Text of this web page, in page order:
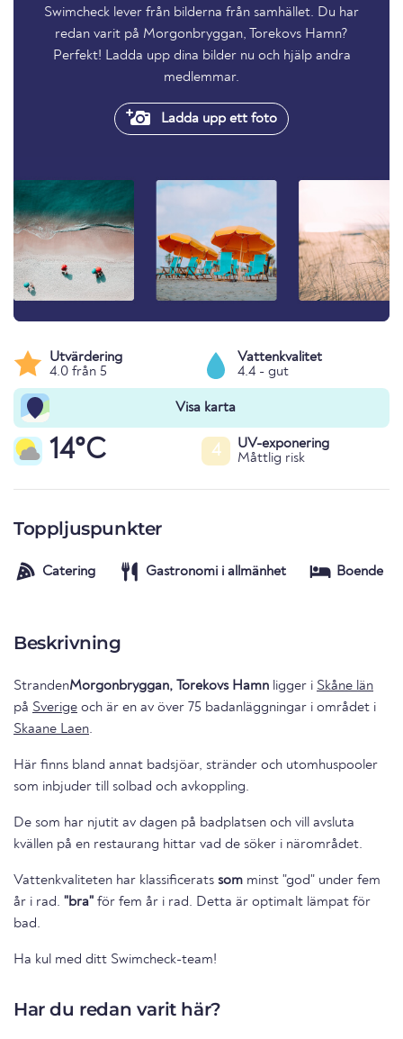
Swimcheck lever från bilderna från samhället. Du har
redan varit på Morgonbryggan, Torekovs Hamn?
Perfekt! Ladda upp dina bilder nu och hjälp andra
medlemmar.
Ladda upp ett foto
Utvärdering
4.0 från 5
Vattenkvalitet
4.4 - gut
Visa karta
14°C 4
UV-exponering
Måttlig risk
Toppljuspunkter
Catering Gastronomi i allmänhet Boende
Beskrivning
StrandenMorgonbryggan, Torekovs Hamn ligger i Skåne län
på Sverige och är en av över 75 badanläggningar i området i
Skaane Laen.
Här finns bland annat badsjöar, stränder och utomhuspooler
som inbjuder till solbad och avkoppling.
De som har njutit av dagen på badplatsen och vill avsluta
kvällen på en restaurang hittar vad de söker i närområdet.
Vattenkvaliteten har klassificerats som minst "god" under fem
år i rad. "bra" för fem år i rad. Detta är optimalt lämpat för
bad.
Ha kul med ditt Swimcheck-team!
Har du redan varit här?